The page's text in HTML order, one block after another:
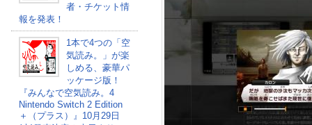
者・チケット情
報を発表！
1本で4つの「空
気読み。」が楽
しめる、豪華パ
ッケージ版！
『みんなで空気読み。4
Nintendo Switch 2 Edition
＋（プラス）』10月29日